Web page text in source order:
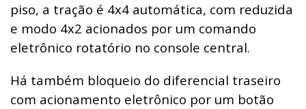
piso, a tração é 4x4 automática, com reduzida
e modo 4x2 acionados por um comando
eletrônico rotatório no console central.
Há também bloqueio do diferencial traseiro
com acionamento eletrônico por um botão